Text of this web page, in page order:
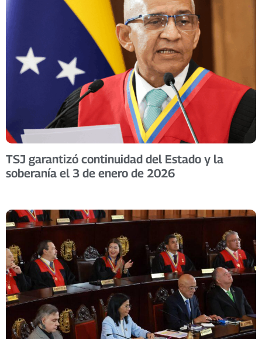
TSJ garantizó continuidad del Estado y la
soberanía el 3 de enero de 2026